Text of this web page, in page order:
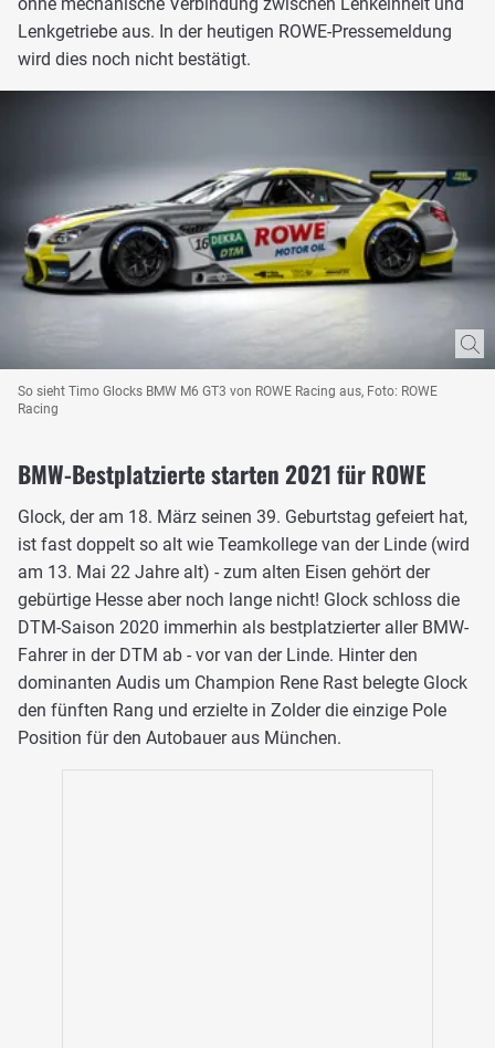
Lenkgetriebe aus. In der heutigen ROWE-Pressemeldung
wird dies noch nicht bestätigt.
So sieht Timo Glocks BMW M6 GT3 von ROWE Racing aus, Foto: ROWE
Racing
BMW-Bestplatzierte starten 2021 für ROWE
Glock, der am 18. März seinen 39. Geburtstag gefeiert hat,
ist fast doppelt so alt wie Teamkollege van der Linde (wird
am 13. Mai 22 Jahre alt) - zum alten Eisen gehört der
gebürtige Hesse aber noch lange nicht! Glock schloss die
DTM-Saison 2020 immerhin als bestplatzierter aller BMW-
Fahrer in der DTM ab - vor van der Linde. Hinter den
dominanten Audis um Champion Rene Rast belegte Glock
den fünften Rang und erzielte in Zolder die einzige Pole
Position für den Autobauer aus München.